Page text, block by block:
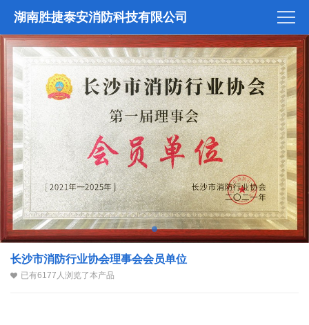
湖南胜捷泰安消防科技有限公司
长沙市消防行业协会理事会会员单位
已有6177人浏览了本产品